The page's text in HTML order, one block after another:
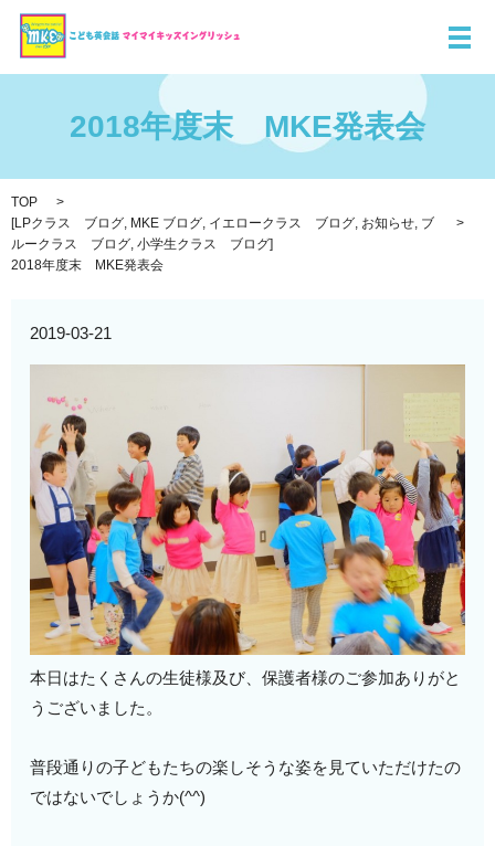
メ
2018年度末 MKE発表会
TOP
[LPクラス ブログ, MKE ブログ, イエロークラス ブログ, お知らせ, ブ
ルークラス ブログ, 小学生クラス ブログ]
2018年度末 MKE発表会
2019-03-21
本日はたくさんの生徒様及び、保護者様のご参加ありがと
うございました。
普段通りの子どもたちの楽しそうな姿を見ていただけたの
ではないでしょうか(^^)